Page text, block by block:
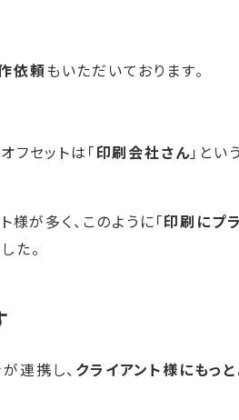
依頼もいただいております。
フセットは「印刷会社さん」とい
が多く、このように「印刷にプ
た。
連携し、 クライアント様にもっ